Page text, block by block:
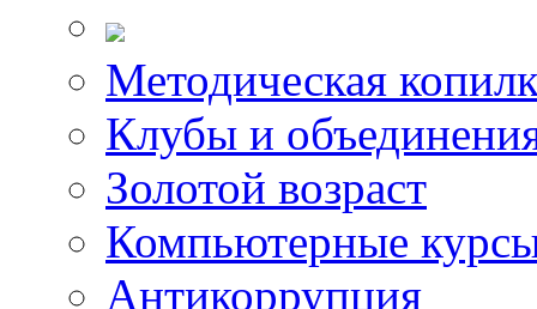
Методическая
Клубы и
Золотой возраст
Компьютерные
Антикоррупция